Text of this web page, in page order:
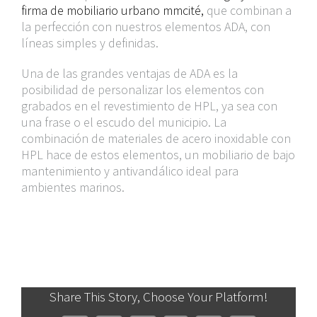
firma de mobiliario urbano mmcité, que combinan a
la perfección con nuestros elementos ADA, con
líneas simples y definidas.
Una de las grandes ventajas de ADA es la
posibilidad de personalizar los elementos con
grabados en el revestimiento de HPL, ya sea con
una frase o el escudo del municipio. La
combinación de materiales de acero inoxidable con
HPL hace de estos elementos, un mobiliario de bajo
mantenimiento y antivandálico ideal para
ambientes marinos.
Share This Story, Choose Your Platform!